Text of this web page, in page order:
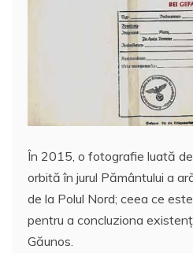
În 2015, o fotografie luată
orbită în jurul Pământului a
de la Polul Nord; ceea ce
pentru a concluziona
Găunos.